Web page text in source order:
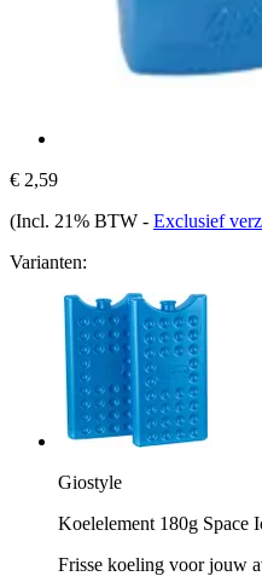
€ 2,59
(Incl. 21% BTW - Exclusief
Varianten:
Giostyle
Koelelement 180g Space
Frisse koeling voor jouw